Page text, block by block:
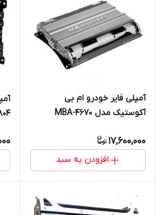
آمپلی فایر خودرو ام بی
آکوستیک مدل MBA-4670
17,600,000
افزودن به سبد